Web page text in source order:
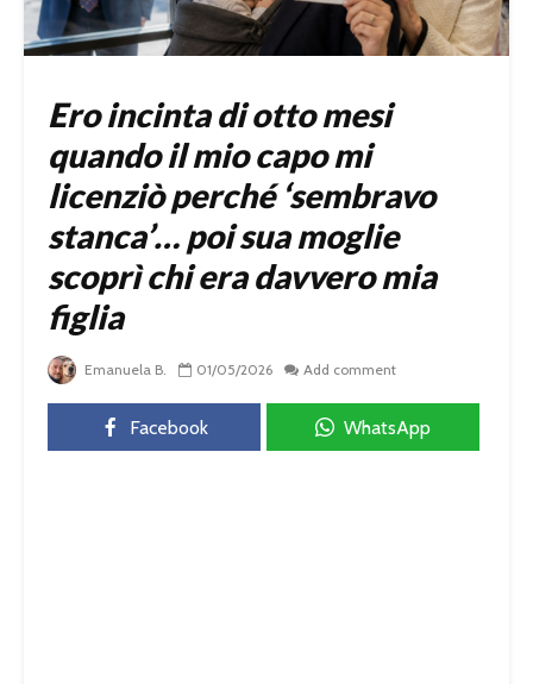
Ero incinta di otto mesi
quando il mio capo mi
licenziò perché ‘sembravo
stanca’… poi sua moglie
scoprì chi era davvero mia
figlia
Emanuela B. 01/05/2026 Add comment
Facebook WhatsApp